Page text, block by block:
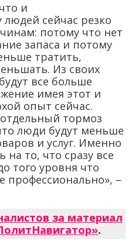
и
людей сейчас резко
потому что нет
запаса и потому
тратить,
Из своих
все больше
имея этот и
опыт сейчас.
тормоз
люди будут меньше
и услуг. Именно
на то, что сразу все
того уровня что
–
за материал
.